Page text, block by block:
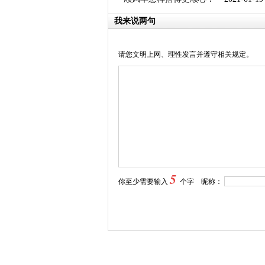
我来说两句
请您文明上网、理性发言并遵守相关规定。
你至少需要输入5 个字 昵称：